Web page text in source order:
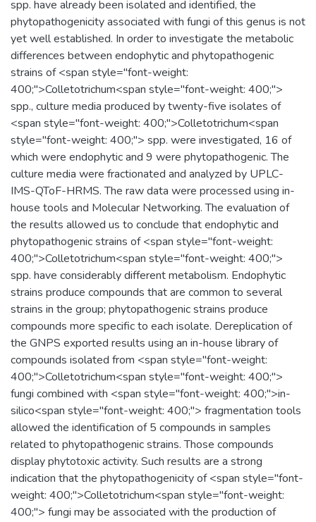
spp. have already been isolated and identified, the
phytopathogenicity associated with fungi of this genus is not
yet well established. In order to investigate the metabolic
differences between endophytic and phytopathogenic
strains of <span style="font-weight:
400;">Colletotrichum<span style="font-weight: 400;">
spp., culture media produced by twenty-five isolates of
<span style="font-weight: 400;">Colletotrichum<span
style="font-weight: 400;"> spp. were investigated, 16 of
which were endophytic and 9 were phytopathogenic. The
culture media were fractionated and analyzed by UPLC-
IMS-QToF-HRMS. The raw data were processed using in-
house tools and Molecular Networking. The evaluation of
the results allowed us to conclude that endophytic and
phytopathogenic strains of <span style="font-weight:
400;">Colletotrichum<span style="font-weight: 400;">
spp. have considerably different metabolism. Endophytic
strains produce compounds that are common to several
strains in the group; phytopathogenic strains produce
compounds more specific to each isolate. Dereplication of
the GNPS exported results using an in-house library of
compounds isolated from <span style="font-weight:
400;">Colletotrichum<span style="font-weight: 400;">
fungi combined with <span style="font-weight: 400;">in-
silico<span style="font-weight: 400;"> fragmentation tools
allowed the identification of 5 compounds in samples
related to phytopathogenic strains. Those compounds
display phytotoxic activity. Such results are a strong
indication that the phytopathogenicity of <span style="font-
weight: 400;">Colletotrichum<span style="font-weight:
400;"> fungi may be associated with the production of